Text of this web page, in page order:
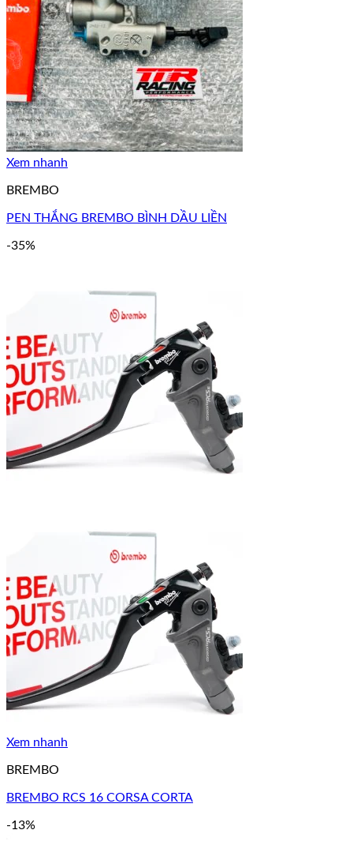
Xem nhanh
BREMBO
PEN THẮNG BREMBO BÌNH DẦU LIỀN
-35%
Xem nhanh
BREMBO
BREMBO RCS 16 CORSA CORTA
-13%